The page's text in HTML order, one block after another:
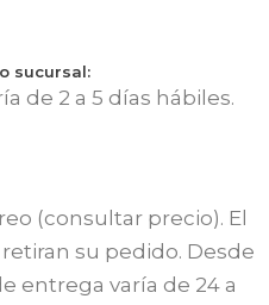
sucursal:
de 2 a 5 días hábiles.
(consultar precio). El
su pedido. Desde
entrega varía de 24 a